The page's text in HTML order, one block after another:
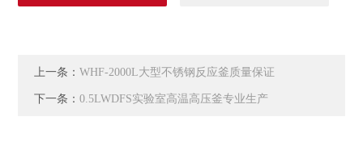
上一条：WHF-2000L大型不锈钢反应釜质量保证
下一条：0.5LWDFS实验室高温高压釜专业生产